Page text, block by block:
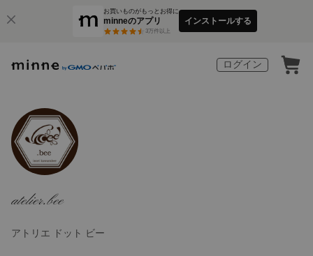
お買いものがもっとお得に
minneのアプリ
3万件以上
インストールする
ログイン
atelier.bee
アトリエ ドット ビー